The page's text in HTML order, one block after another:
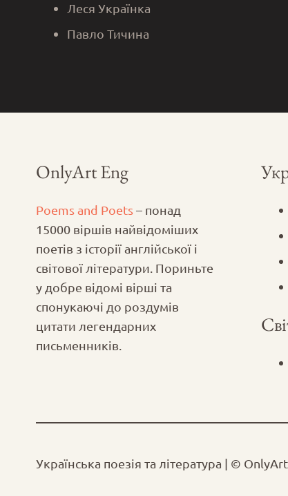
Леся Українка
Павло Тичина
OnlyArt Eng
Poems and Poets– понад
15000 віршів найвідоміших
поетів з історії англійської і
світової літератури. Пориньте
у добре відомі вірші та
спонукаючі до роздумів
цитати легендарних
письменників.
Українська поезія та література | ©